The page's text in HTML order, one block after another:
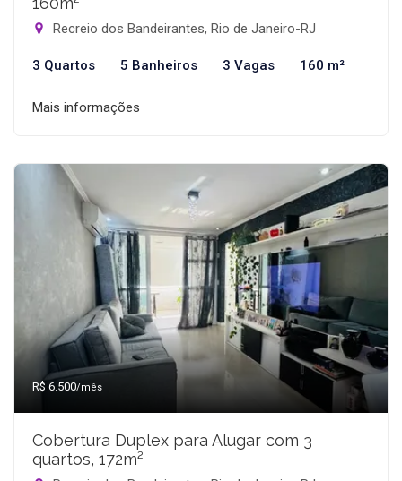
Recreio dos Bandeirantes, Rio de Janeiro-RJ
3 Quartos 5 Banheiros 3 Vagas 160 m²
Mais informações
R$ 6.500/mês
Cobertura Duplex para Alugar com 3
quartos, 172m²